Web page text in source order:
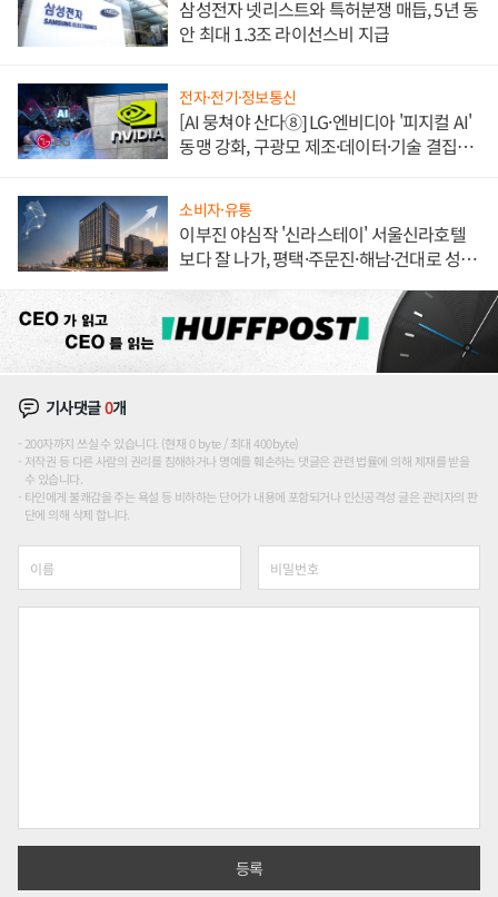
삼성전자 넷리스트와 특허분쟁 매듭, 5년 동
안 최대 1.3조 라이선스비 지급
전자·전기·정보통신
[AI 뭉쳐야 산다⑧] LG·엔비디아 '피지컬 AI'
동맹 강화, 구광모 제조·데이터·기술 결집
소비자·유통
이부진 야심작 '신라스테이' 서울신라호텔
보다 잘 나가, 평택·주문진·해남·건대로 성
기사댓글0개
200자까지 쓰실 수 있습니다. (현재 0 byte / 최대 400byte)
저작권 등 다른 사람의 권리를 침해하거나 명예를 훼손하는 댓글은 관련 법률에 의해 제재를 받을
수 있습니다.
타인에게 불쾌감을 주는 욕설 등 비하하는 단어가 내용에 포함되거나 인신공격성 글은 관리자의 판
단에 의해 삭제 합니다.